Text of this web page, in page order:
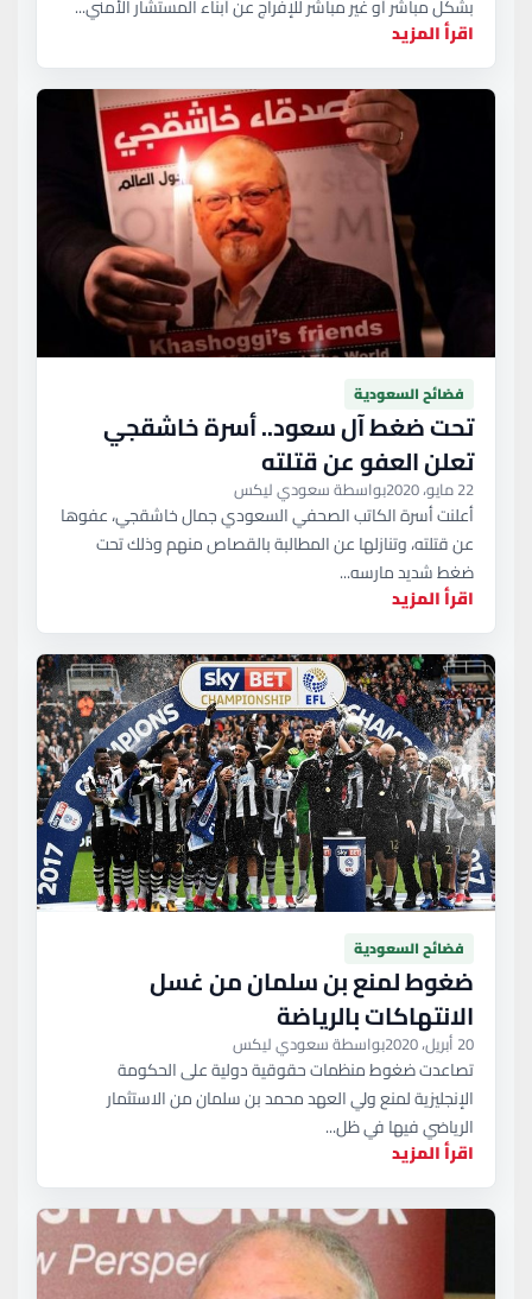
بشكل مباشر أو غير مباشر للإفراج عن أبناء المستشار الأمني...
اقرأ المزيد
فضائح السعودية
تحت ضغط آل سعود.. أسرة خاشقجي
تعلن العفو عن قتلته
22 مايو، 2020 بواسطة سعودي ليكس
أعلنت أسرة الكاتب الصحفي السعودي جمال خاشقجي، عفوها
عن قتلته، وتنازلها عن المطالبة بالقصاص منهم وذلك تحت
ضغط شديد مارسه...
اقرأ المزيد
فضائح السعودية
ضغوط لمنع بن سلمان من غسل
الانتهاكات بالرياضة
20 أبريل، 2020 بواسطة سعودي ليكس
تصاعدت ضغوط منظمات حقوقية دولية على الحكومة
الإنجليزية لمنع ولي العهد محمد بن سلمان من الاستثمار
الرياضي فيها في ظل...
اقرأ المزيد